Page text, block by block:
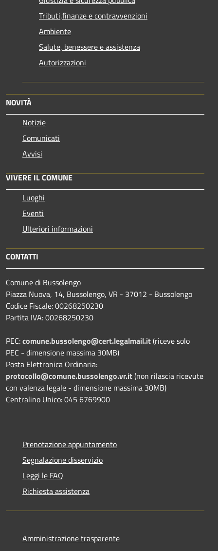
Tributi,finanze e contravvenzioni
Ambiente
Salute, benessere e assistenza
Autorizzazioni
NOVITÀ
Notizie
Comunicati
Avvisi
VIVERE IL COMUNE
Luoghi
Eventi
Ulteriori informazioni
CONTATTI
Comune di Bussolengo
Piazza Nuova, 14, Bussolengo, VR - 37012 - Bussolengo
Codice Fiscale: 00268250230
Partita IVA: 00268250230
PEC:comune.bussolengo@cert.legalmail.it(riceve solo
PEC - dimensione massima 30MB)
Posta Elettronica Ordinaria:
protocollo@comune.bussolengo.vr.it(non rilascia ricevute
con valenza legale - dimensione massima 30MB)
Centralino Unico: 045 6769900
Prenotazione appuntamento
Segnalazione disservizio
Leggi le FAQ
Richiesta assistenza
Amministrazione trasparente